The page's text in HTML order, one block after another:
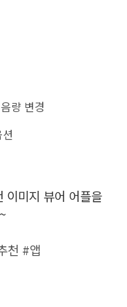
량 변경
미지 뷰어 어플을
천 #앱